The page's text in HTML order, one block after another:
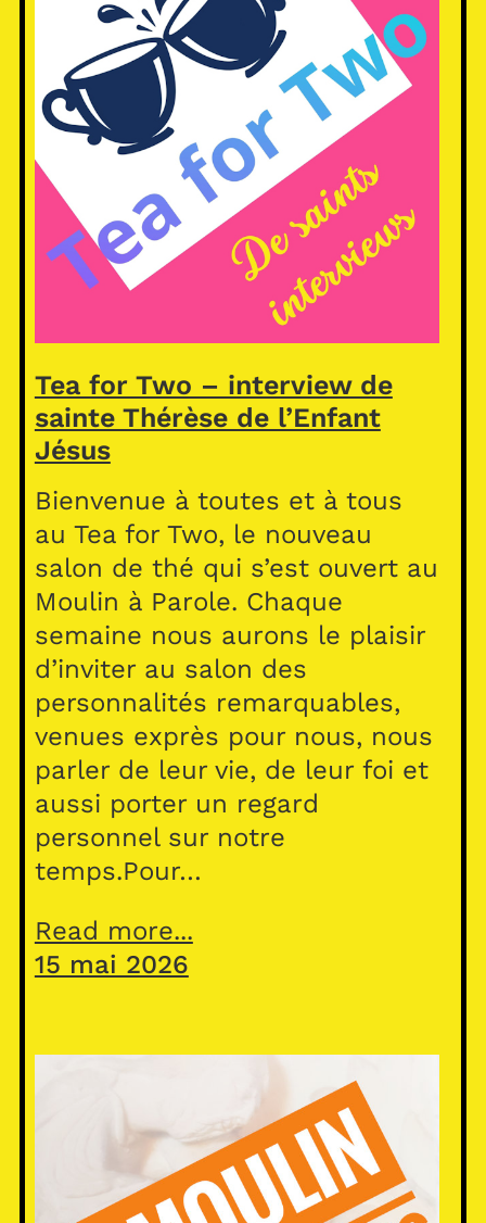
Tea for Two – interview de
sainte Thérèse de l’Enfant
Jésus
Bienvenue à toutes et à tous
au Tea for Two, le nouveau
salon de thé qui s’est ouvert au
Moulin à Parole. Chaque
semaine nous aurons le plaisir
d’inviter au salon des
personnalités remarquables,
venues exprès pour nous, nous
parler de leur vie, de leur foi et
aussi porter un regard
personnel sur notre
temps.Pour…
Read more...
15 mai 2026